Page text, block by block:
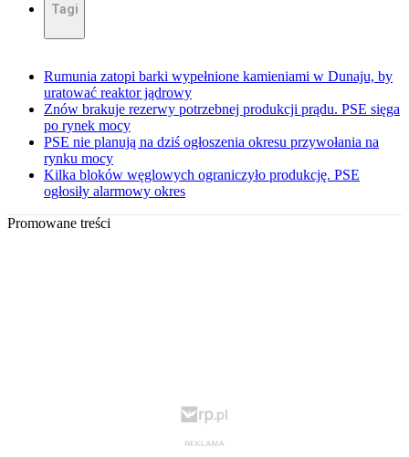
Tagi
Rumunia zatopi barki wypełnione kamieniami w Dunaju, by
uratować reaktor jądrowy
Znów brakuje rezerwy potrzebnej produkcji prądu. PSE sięga
po rynek mocy
PSE nie planują na dziś ogłoszenia okresu przywołania na
rynku mocy
Kilka bloków węglowych ograniczyło produkcję. PSE
ogłosiły alarmowy okres
Promowane treści